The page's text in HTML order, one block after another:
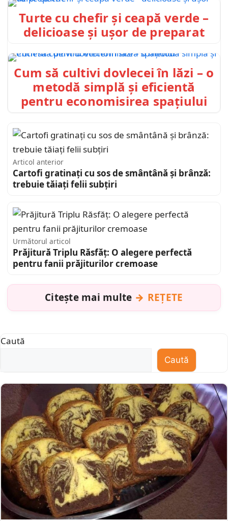
Turte cu chefir și ceapă verde –
delicioase și ușor de preparat
Cum să cultivi dovlecei în lăzi – o
metodă simplă și eficientă
pentru economisirea spațiului
Articol anterior
Cartofi gratinați cu sos de smântână și brânză:
trebuie tăiați felii subțiri
Următorul articol
Prăjitură Triplu Răsfăț: O alegere perfectă
pentru fanii prăjiturilor cremoase
Citește mai multe REȚETE
Caută
Caută